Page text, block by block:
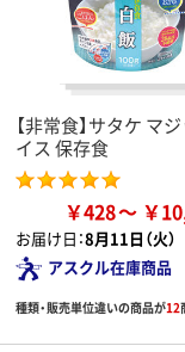
【非常食】サタケ マ
イス 保存食
￥428 ￥
お届け日：8月11日（火）
アスクル在庫商品
種類・販売単位違いの商品が12